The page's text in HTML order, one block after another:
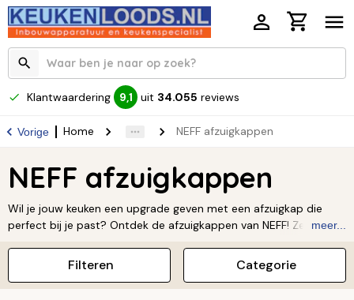
Klantwaardering 9,1 uit 34.055 reviews
Vorige Home NEFF afzuigkappen
NEFF afzuigkappen
Wil je jouw keuken een upgrade geven met een afzuigkap die
perfect bij je past? Ontdek de afzuigkappen van NEFF! Ze
waardoor jouw kookervaring nog beter wordt. Met hun krachtige
en stille werking zijn kookgeuren en dampen zo verdwenen. Of je
nu een onopvallend inbouwmodel wilt of juist een eyecatcher
meer...
Categorie
Filteren